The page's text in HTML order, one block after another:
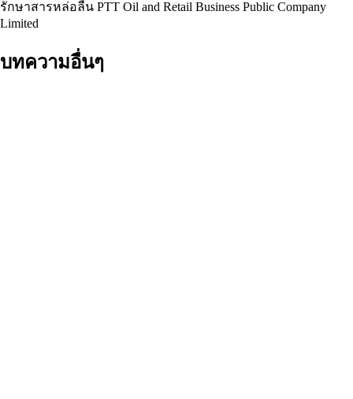
รักษาสารหล่อลื่น PTT Oil and Retail Business Public Company
Limited
บทความอื่นๆ